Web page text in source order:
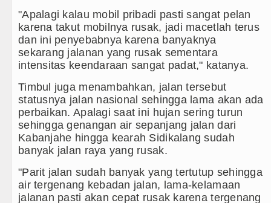
Kapolda Sumut Rombak Puluhan
Wabup Deli Serdang Lantik 25
Ketua GRIB Jaya Labuhanbatu
Gubernur Bobby Nasution Minta
"Apalagi kalau mobil pribadi pasti sangat pelan
karena takut mobilnya rusak, jadi macetlah terus
dan ini penyebabnya karena banyaknya
sekarang jalanan yang rusak sementara
intensitas keendaraan sangat padat," katanya.
Timbul juga menambahkan, jalan tersebut
statusnya jalan nasional sehingga lama akan ada
perbaikan. Apalagi saat ini hujan sering turun
sehingga genangan air sepanjang jalan dari
Kabanjahe hingga kearah Sidikalang sudah
banyak jalan raya yang rusak.
"Parit jalan sudah banyak yang tertutup sehingga
air tergenang kebadan jalan, lama-kelamaan
jalanan pasti akan cepat rusak karena tergenang